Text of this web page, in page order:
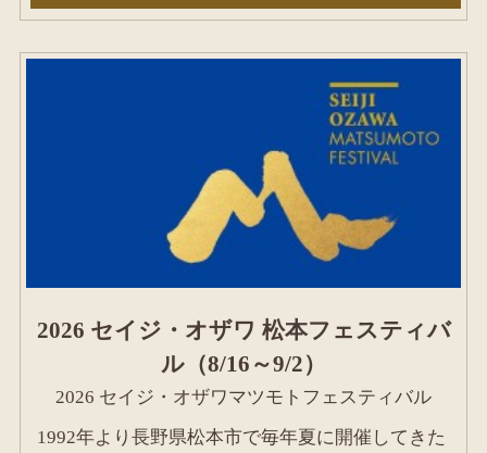
2026 セイジ・オザワ 松本フェスティバ
ル（8/16～9/2）
2026 セイジ・オザワマツモトフェスティバル
1992年より長野県松本市で毎年夏に開催してきた